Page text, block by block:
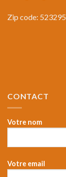
Zip code: 523295
CONTACT
Votre nom
Votre email